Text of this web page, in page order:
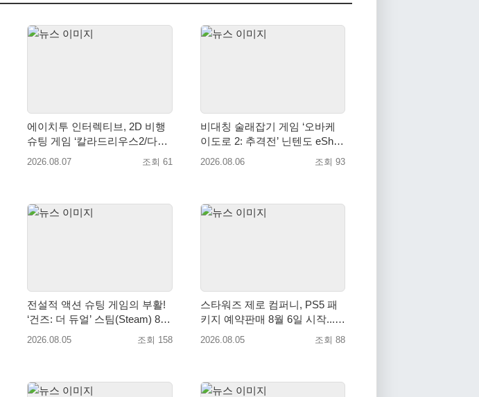
에이치투 인터렉티브, 2D 비행
슈팅 게임 ‘칼라드리우스2/다크
엘레멘트’ 올 겨울 전 세계 출시
2026.08.07 조회 61
비대칭 술래잡기 게임 ‘오바케
이도로 2: 추격전’ 닌텐도 eShop
출시
2026.08.06 조회 93
전설적 액션 슈팅 게임의 부활!
‘건즈: 더 듀얼’ 스팀(Steam) 8월
14일 정식 오픈
2026.08.05 조회 158
스타워즈 제로 컴퍼니, PS5 패
키지 예약판매 8월 6일 시작... 8
월 27일 국내 정식 발매
2026.08.05 조회 88